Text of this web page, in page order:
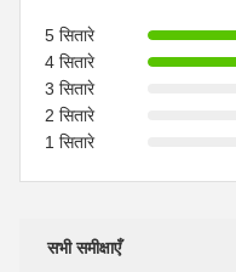
5 सितारे
4 सितारे
3 सितारे
2 सितारे
1 सितारे
सभी समीक्षाएँ